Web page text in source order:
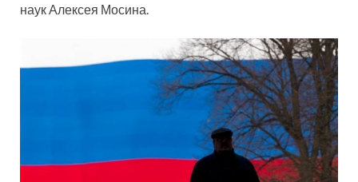
наук Алексея Мосина.